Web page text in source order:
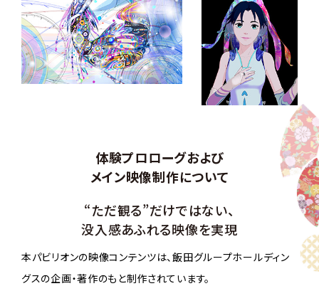
体験プロローグおよび
メイン映像制作について
“ただ観る”だけではない、
没入感あふれる映像を実現
本パビリオンの映像コンテンツは、飯田グループホールディン
グスの企画・著作のもと制作されています。